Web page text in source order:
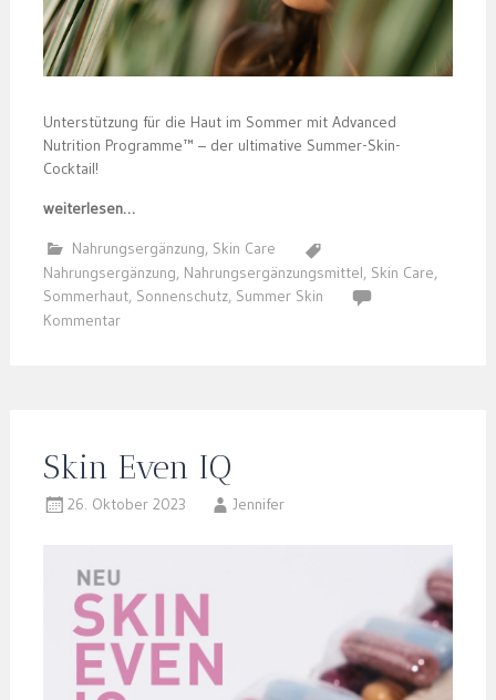
Unterstützung für die Haut im Sommer mit Advanced
Nutrition Programme™ – der ultimative Summer-Skin-
Cocktail!
weiterlesen…
Nahrungsergänzung, Skin Care
Nahrungsergänzung, Nahrungsergänzungsmittel, Skin Care,
Sommerhaut, Sonnenschutz, Summer Skin
Kommentar
Skin Even IQ
26. Oktober 2023 Jennifer